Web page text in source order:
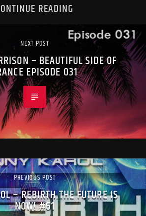
READING
NEXT POST
– BEAUTIFUL SIDE OF
EPISODE 031
PREVIOUS POST
– REBIRTH.THE FUTURE IS
NOW! #61